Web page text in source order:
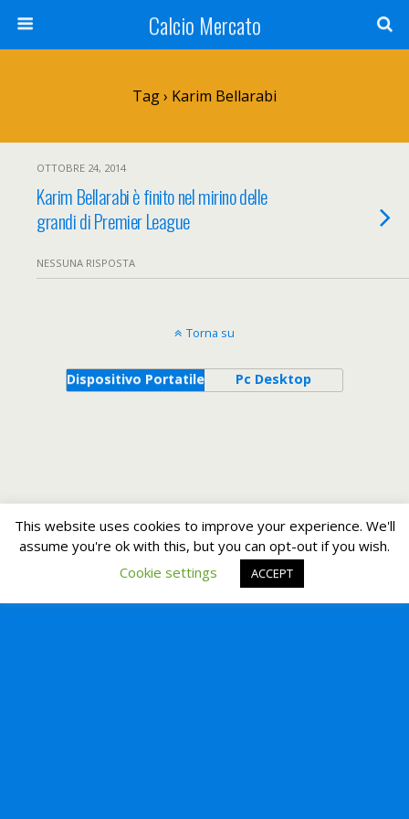
Calcio Mercato
Tag › Karim Bellarabi
OTTOBRE 24, 2014
Karim Bellarabi è finito nel mirino delle
grandi di Premier League
NESSUNA RISPOSTA
Torna su
Dispositivo Portatile Pc Desktop
This website uses cookies to improve your experience. We'll
assume you're ok with this, but you can opt-out if you wish.
Cookie settings
ACCEPT